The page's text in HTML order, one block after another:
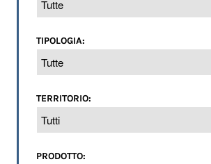
TIPOLOGIA:
TERRITORIO:
PRODOTTO: